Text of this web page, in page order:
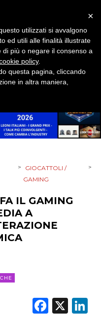
>
GIOCATTOLI /
GAMING
>
IL GAMING
A
X
×
utilizzati si avvalgono
ed utili alle finalità illustrate
di più o negare il consenso a
policy.
questa pagina, cliccando
in altra maniera,